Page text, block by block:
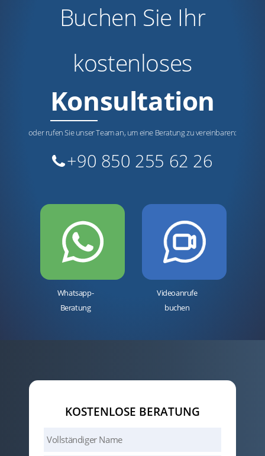
Buchen Sie Ihr
kostenloses
Konsultation
oder rufen Sie unser Team an, um eine Beratung zu vereinbaren:
+90 850 255 62 26
Whatsapp-
Beratung
Videoanrufe
buchen
KOSTENLOSE BERATUNG